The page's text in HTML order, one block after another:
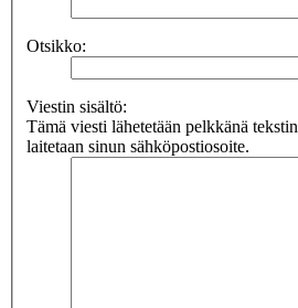
Otsikko:
Viestin sisältö:
Tämä viesti lähetetään pelkkänä
laitetaan sinun sähköpostiosoite.